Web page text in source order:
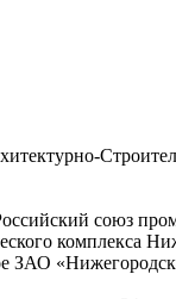
союз
комплекса
ЗАО